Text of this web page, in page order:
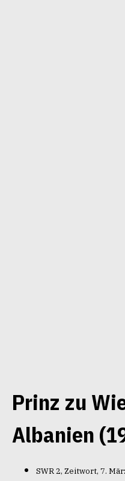
Prinz zu
Albanien
SWR 2, Zeitwort, 7.